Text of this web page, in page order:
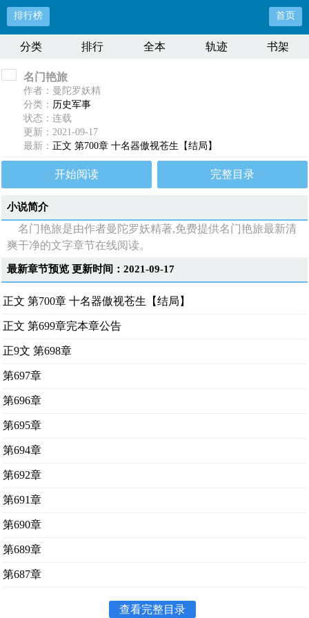
排行榜 首页
分类 排行 全本 轨迹 书架
名门艳旅
作者：曼陀罗妖精
分类： 历史军事
状态：连载
更新：2021-09-17
最新： 正文 第700章 十名器傲视苍生【结局】
开始阅读 完整目录
小说简介
名门艳旅是由作者曼陀罗妖精著,免费提供名门艳旅最新清
爽干净的文字章节在线阅读。
最新章节预览 更新时间：2021-09-17
正文 第700章 十名器傲视苍生【结局】
正文 第699章完本章公告
正9文 第698章
第697章
第696章
第695章
第694章
第692章
第691章
第690章
第689章
第687章
查看完整目录